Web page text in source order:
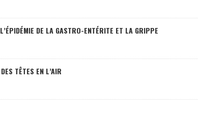
DE LA GASTRO-ENTÉRITE ET LA GRIPPE
TÊTES EN L’AIR